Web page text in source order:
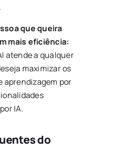
que queira
mais eficiência:
atende a qualquer
maximizar os
aprendizagem por
IA.
do